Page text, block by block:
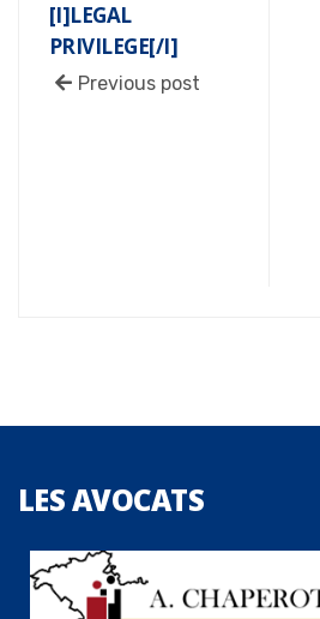
[I]LEGAL
PRIVILEGE[/I]
Previous post
LESAVOCATS